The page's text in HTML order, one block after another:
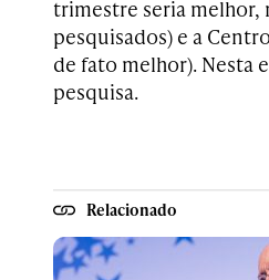
trimestre seria melhor,
pesquisados) e a
de fato melhor). Nesta
pesquisa.
Relacionado